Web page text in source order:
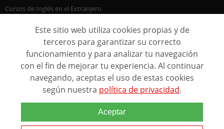
Cursos de Inglés en el Extranjero
@ 2005 - 2026 Marca comercial de Grupo
Este sitio web utiliza cookies propias y de
terceros para garantizar su correcto
funcionamiento y para analizar tu navegación
con el fin de mejorar tu experiencia. Al continuar
navegando, aceptas el uso de estas cookies
según nuestra política de privacidad.
Aceptar